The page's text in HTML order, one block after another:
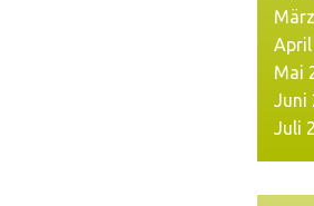
April
Mai
Juni
Juli